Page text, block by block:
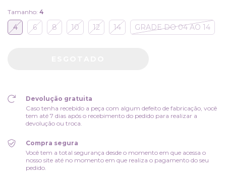
Tamanho: 4
4 6 8 10 12 14 GRADE DO 04 AO 14
Devolução gratuita
Caso tenha recebido a peça com algum defeito de fabricação, você
tem até 7 dias após o recebimento do pedido para realizar a
devolução ou troca.
Compra segura
Você tem a total segurança desde o momento em que acessa o
nosso site até no momento em que realiza o pagamento do seu
pedido.